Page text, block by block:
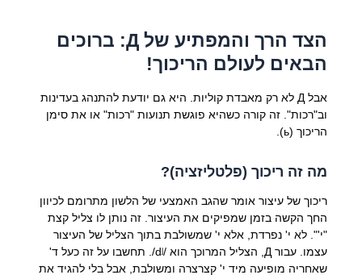
הצד הרך והמפתיע של Д: ברוכים
הבאים לעולם הריכוך!
אבל Д לא רק מאבדת קוליות. היא גם יודעת להתנהג בעדינות
וב"רכות". זה קורה כשהיא פוגשת תנועות "רכות" או את סימן
הריכוך (ь).
מה זה ריכוך (פלטליזציה)?
ריכוך של עיצור אומר שהגב האמצעי של הלשון מתרומם לכיוון
החך הקשה בזמן שמפיקים את העיצור. זה נותן לו צליל קצת
"י'". לא י' נפרדת, אלא י' שמשולבת בתוך הצליל של העיצור
עצמו. עבור Д, הצליל המרוכך הוא /dʲ/. תחשבו על זה כעל ד'
שאחריה מופיעה מיד י' קצרצרה ומשולבת, אבל בלי להגיד את